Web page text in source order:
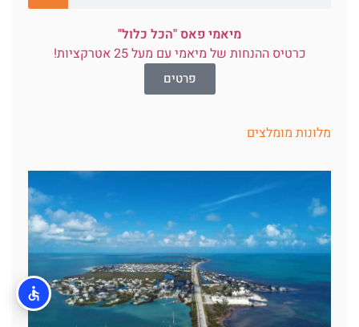
מיאמי פאס "הכל כלול"
כרטיס ההנחות של מיאמי עם מעל 25 אטרקציות!
פרטים
מלונות מומלצים